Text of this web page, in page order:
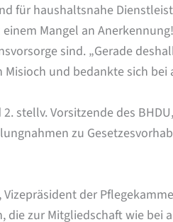
für haushaltsnahe
Mangel an
sind. „Gerade
und bedankte sich
stellv. Vorsitzende des
zu
der
die zur Mitgliedschaft wie